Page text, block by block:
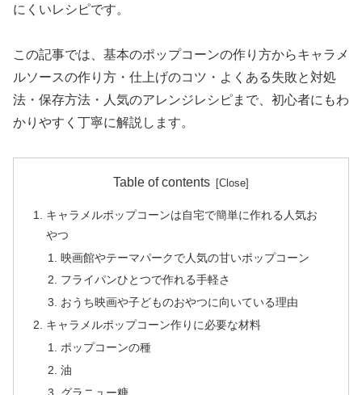
にくいレシピです。
この記事では、基本のポップコーンの作り方からキャラメ
ルソースの作り方・仕上げのコツ・よくある失敗と対処
法・保存方法・人気のアレンジレシピまで、初心者にもわ
かりやすく丁寧に解説します。
Table of contents
キャラメルポップコーンは自宅で簡単に作れる人気お
やつ
映画館やテーマパークで人気の甘いポップコーン
フライパンひとつで作れる手軽さ
おうち映画や子どものおやつに向いている理由
キャラメルポップコーン作りに必要な材料
ポップコーンの種
油
グラニュー糖